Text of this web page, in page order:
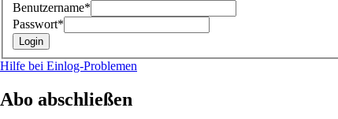
Benutzername*
Passwort*
Hilfe bei Einlog-Problemen
Abo abschließen